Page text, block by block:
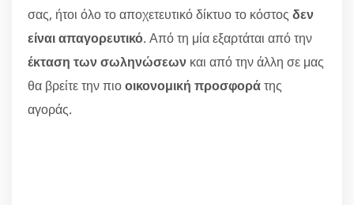
σας, ήτοι όλο το αποχετευτικό δίκτυο το κόστος δεν
είναι απαγορευτικό. Από τη μία εξαρτάται από την
έκταση των σωληνώσεων και από την άλλη σε μας
θα βρείτε την πιοοικονομική προσφοράτης
αγοράς.